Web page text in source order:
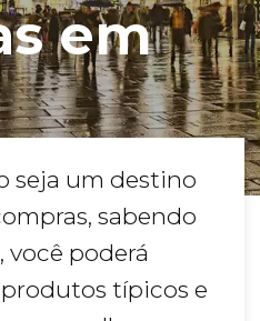
em
seja um destino
sabendo
você poderá
típicos e